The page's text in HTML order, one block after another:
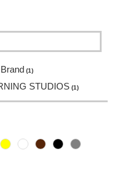
(1)
STUDIOS (1)